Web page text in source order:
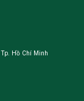
Hồ Chí Minh